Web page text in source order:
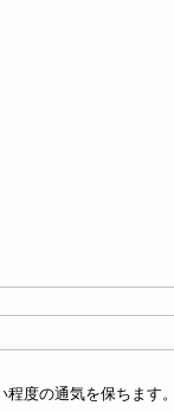
程度の通気を保ちます